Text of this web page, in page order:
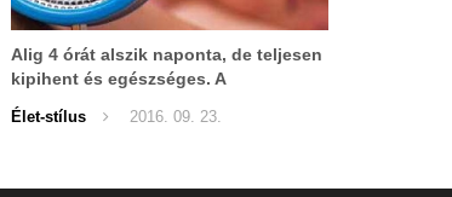
Alig 4 órát alszik naponta, de teljesen
kipihent és egészséges. A
szakemberek is elismerik a
többfázisos alvás eredményességét.
Élet-stílus 2016. 09. 23.